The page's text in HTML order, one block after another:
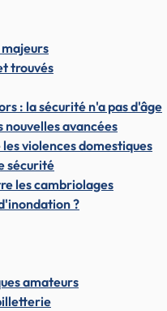
trouvés
: la sécurité n'a pas d'âge
nouvelles avancées
violences domestiques
sécurité
les cambriolages
?
amateurs